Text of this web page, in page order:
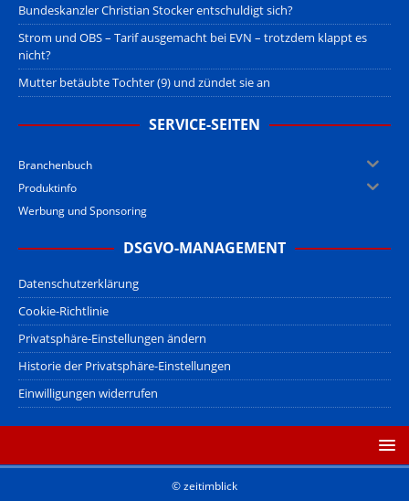
Bundeskanzler Christian Stocker entschuldigt sich?
Strom und OBS – Tarif ausgemacht bei EVN – trotzdem klappt es
nicht?
Mutter betäubte Tochter (9) und zündet sie an
SERVICE-SEITEN
Branchenbuch
Produktinfo
Werbung und Sponsoring
DSGVO-MANAGEMENT
Datenschutzerklärung
Cookie-Richtlinie
Privatsphäre-Einstellungen ändern
Historie der Privatsphäre-Einstellungen
Einwilligungen widerrufen
© zeitimblick